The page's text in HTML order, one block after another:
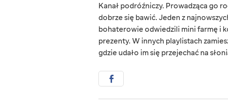
Kanał podróźniczy. Prowadząca go
dobrze się bawić. Jeden z
bohaterowie odwiedzili mini farmę i
prezenty. W innych playlistach
gdzie udało im się przejechać na